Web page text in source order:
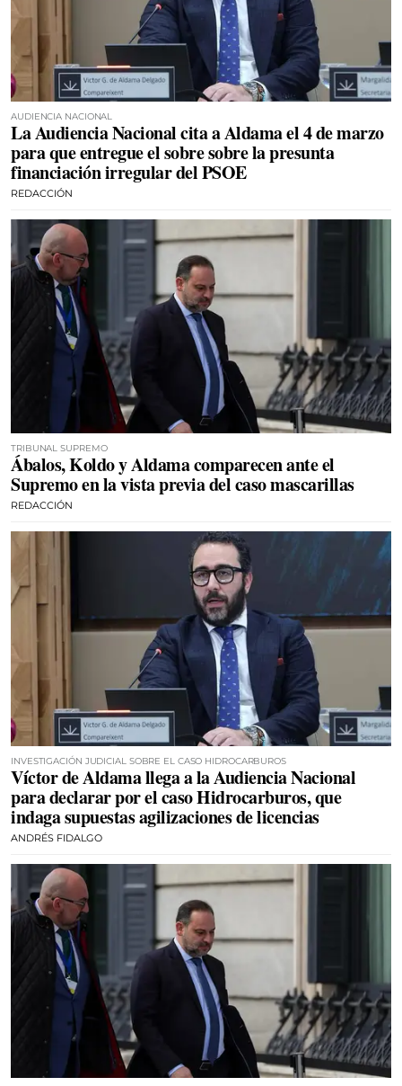
AUDIENCIA NACIONAL
La Audiencia Nacional cita a Aldama el 4 de marzo
para que entregue el sobre sobre la presunta
financiación irregular del PSOE
REDACCIÓN
TRIBUNAL SUPREMO
Ábalos, Koldo y Aldama comparecen ante el
Supremo en la vista previa del caso mascarillas
REDACCIÓN
INVESTIGACIÓN JUDICIAL SOBRE EL CASO HIDROCARBUROS
Víctor de Aldama llega a la Audiencia Nacional
para declarar por el caso Hidrocarburos, que
indaga supuestas agilizaciones de licencias
ANDRÉS FIDALGO